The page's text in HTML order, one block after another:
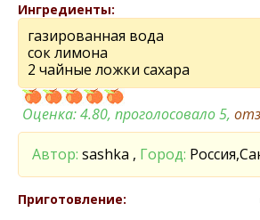
Ингредиенты:
газированная вода
сок лимона
2 чайные ложки сахара
Оценка:4.80, проголосовало 5,
Автор: sashka , Город:
Приготовление: